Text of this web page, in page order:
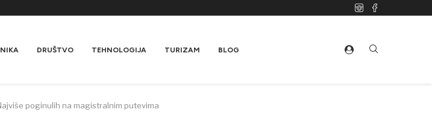
DRUŠTVO TEHNOLOGIJA TURIZAM BLOG
poginulih na magistralnim putevima